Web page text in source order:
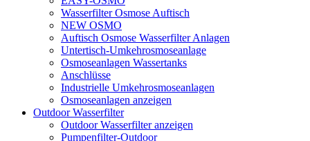
Wasserfilter Osmose Auftisch
NEW OSMO
Auftisch Osmose Wasserfilter Anlagen
Untertisch-Umkehrosmoseanlage
Osmoseanlagen Wassertanks
Anschlüsse
Industrielle Umkehrosmoseanlagen
Osmoseanlagen anzeigen
Outdoor Wasserfilter
Outdoor Wasserfilter anzeigen
Pumpenfilter-Outdoor